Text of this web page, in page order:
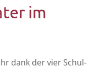
im
dank der vier Schul­